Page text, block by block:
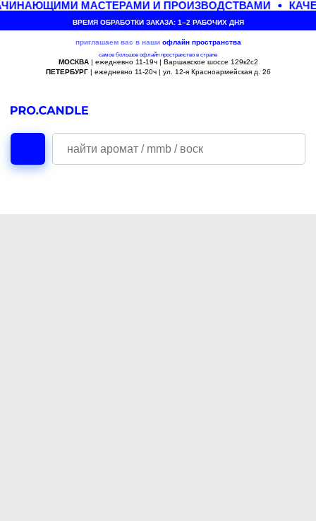
МАСТЕРАМИ И ПРОИЗВОДСТВАМИ
ВРЕМЯ ОБРАБОТКИ ЗАКАЗА: 1–2 РАБОЧИХ ДНЯ
приглашаем вас в наши офлайн пространства
самое большое офлайн пространство в стране
МОСКВА| ежедневно 11-19ч | Варшавское шоссе 129к2с2
ПЕТЕРБУРГ| ежедневно 11-20ч | ул. 12-я Красноармейская д. 26